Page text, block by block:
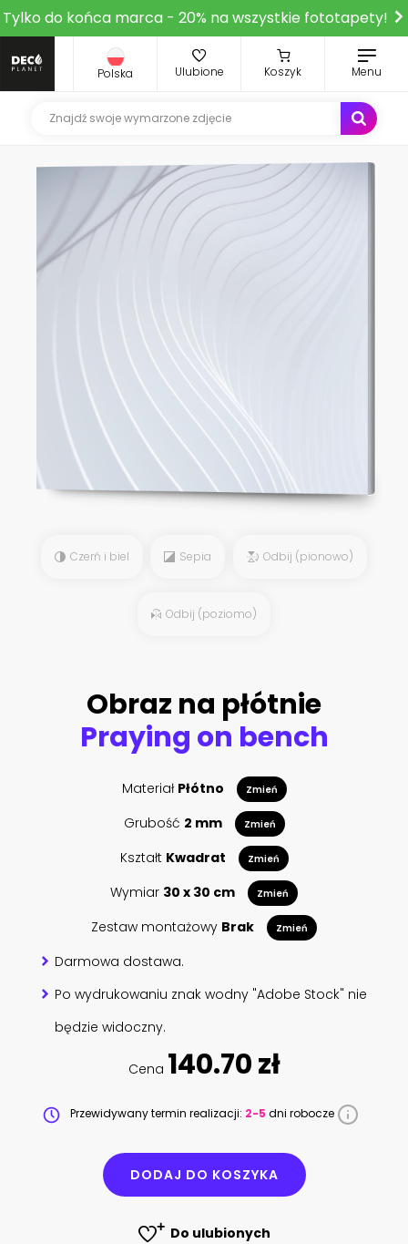
Tylko do końca marca - 20% na wszystkie fototapety!
Polska Ulubione Koszyk Menu
Czerń i biel Sepia Odbij (pionowo)
Odbij (poziomo)
Obraz na płótnie
Praying on bench
Materiał Płótno Zmień
Grubość 2 mm Zmień
Kształt Kwadrat Zmień
Wymiar 30 x 30 cm Zmień
Zestaw montażowy Brak Zmień
Darmowa dostawa.
Po wydrukowaniu znak wodny "Adobe Stock" nie
będzie widoczny.
Cena 140.70 zł
Przewidywany termin realizacji: 2-5 dni robocze
DODAJ DO KOSZYKA
Do ulubionych